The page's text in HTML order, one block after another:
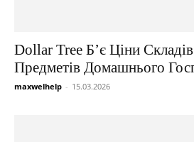
Dollar Tree Б’є Ціни
Предметів Домашнього
maxwelhelp - 15.03.2026